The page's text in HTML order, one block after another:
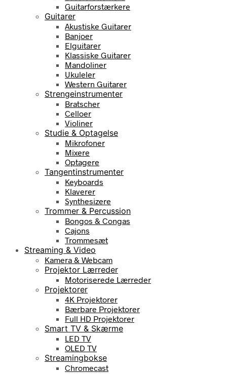
Guitarforstærkere
Guitarer
Akustiske Guitarer
Banjoer
Elguitarer
Klassiske Guitarer
Mandoliner
Ukuleler
Western Guitarer
Strengeinstrumenter
Bratscher
Celloer
Violiner
Studie & Optagelse
Mikrofoner
Mixere
Optagere
Tangentinstrumenter
Keyboards
Klaverer
Synthesizere
Trommer & Percussion
Bongos & Congas
Cajons
Trommesæt
Streaming & Video
Kamera & Webcam
Projektor Lærreder
Motoriserede Lærreder
Projektorer
4K Projektorer
Bærbare Projektorer
Full HD Projektorer
Smart TV & Skærme
LED TV
OLED TV
Streamingbokse
Chromecast